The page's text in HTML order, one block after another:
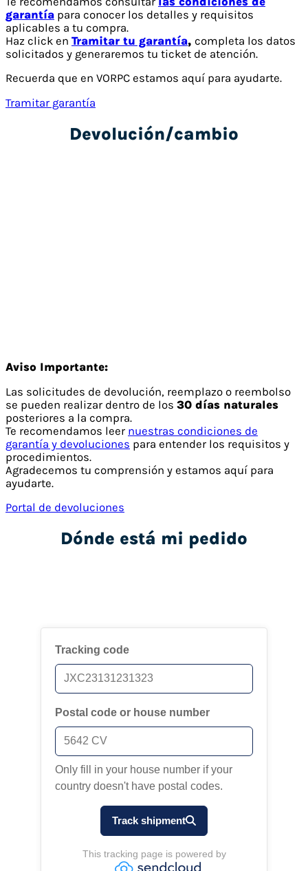
garantía para conocer los detalles y requisitos
aplicables a tu compra.
Haz click en Tramitar tu garantía, completa los datos
solicitados y generaremos tu ticket de atención.
Recuerda que en VORPC estamos aquí para ayudarte.
Tramitar garantía
Devolución/cambio
Aviso Importante:
Las solicitudes de devolución, reemplazo o reembolso
se pueden realizar dentro de los 30 días naturales
posteriores a la compra.
Te recomendamos leer nuestras condiciones de
garantía y devoluciones para entender los requisitos y
procedimientos.
Agradecemos tu comprensión y estamos aquí para
ayudarte.
Portal de devoluciones
Dónde está mi pedido